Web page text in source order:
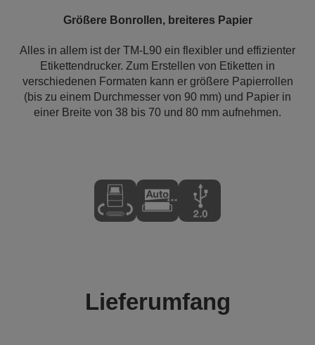
Größere Bonrollen, breiteres Papier
Alles in allem ist der TM-L90 ein flexibler und effizienter
Etikettendrucker. Zum Erstellen von Etiketten in
verschiedenen Formaten kann er größere Papierrollen
(bis zu einem Durchmesser von 90 mm) und Papier in
einer Breite von 38 bis 70 und 80 mm aufnehmen.
Lieferumfang